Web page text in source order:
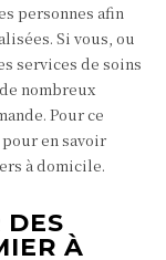
personnes afin
Si vous, ou
services de soins
nombreux
Pour ce
en savoir
à domicile.
À